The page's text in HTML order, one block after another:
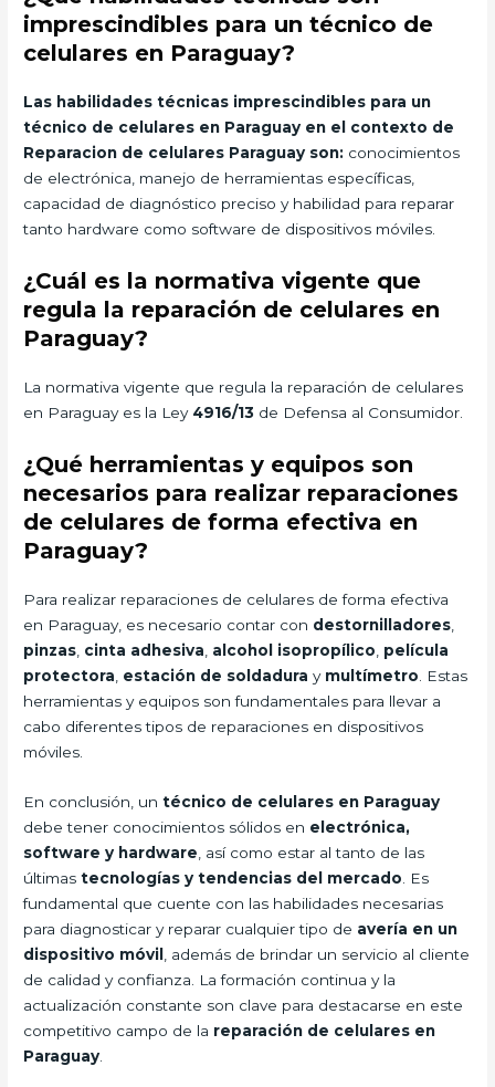
imprescindibles para un técnico de
celulares en Paraguay?
Las habilidades técnicas imprescindibles para un
técnico de celulares en Paraguay en el contexto de
Reparacion de celulares Paraguay son: conocimientos
de electrónica, manejo de herramientas específicas,
capacidad de diagnóstico preciso y habilidad para reparar
tanto hardware como software de dispositivos móviles.
¿Cuál es la normativa vigente que
regula la reparación de celulares en
Paraguay?
La normativa vigente que regula la reparación de celulares
en Paraguay es la Ley 4916/13 de Defensa al Consumidor.
¿Qué herramientas y equipos son
necesarios para realizar reparaciones
de celulares de forma efectiva en
Paraguay?
Para realizar reparaciones de celulares de forma efectiva
en Paraguay, es necesario contar con destornilladores
pinzas cinta adhesiva alcohol isopropílico película
protectora estación de soldadura y multímetro . Estas
herramientas y equipos son fundamentales para llevar a
cabo diferentes tipos de reparaciones en dispositivos
móviles.
En conclusión, untécnico de celulares en Paraguay
debe tener conocimientos sólidos en electrónica,
software y hardware , así como estar al tanto de las
últimastecnologías y tendencias del mercado . Es
fundamental que cuente con las habilidades necesarias
para diagnosticar y reparar cualquier tipo de avería en un
dispositivo móvil
, además de brindar un servicio al cliente
de calidad y confianza. La formación continua y la
actualización constante son clave para destacarse en este
competitivo campo de la reparación de celulares en
Paraguay